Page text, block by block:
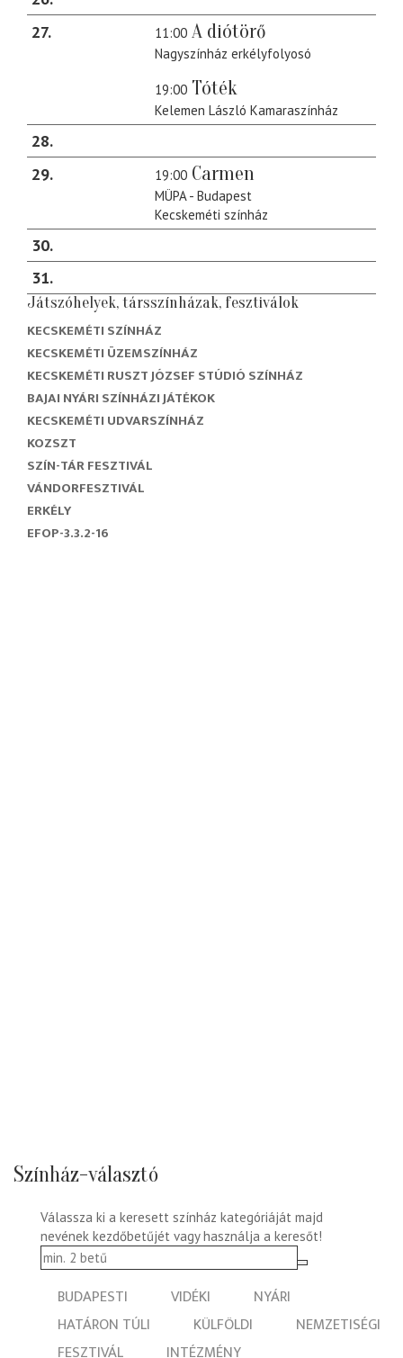
27
11:00 A diótörő
Nagyszínház erkélyfolyosó
19:00 Tóték
Kelemen László Kamaraszínház
28
29
19:00 Carmen
MÜPA - Budapest
Kecskeméti színház
30
31
Játszóhelyek, társszínházak, fesztiválok
KECSKEMÉTI SZÍNHÁZ
KECSKEMÉTI ÜZEMSZÍNHÁZ
KECSKEMÉTI RUSZT JÓZSEF STÚDIÓ SZÍNHÁZ
BAJAI NYÁRI SZÍNHÁZI JÁTÉKOK
KECSKEMÉTI UDVARSZÍNHÁZ
KOZSZT
SZÍN-TÁR FESZTIVÁL
VÁNDORFESZTIVÁL
ERKÉLY
EFOP-3.3.2-16
Színház-választó
Válassza ki a keresett színház kategóriáját majd
nevének kezdőbetűjét vagy használja a keresőt!
BUDAPESTI VIDÉKI
NYÁRI
HATÁRON TÚLI
KÜLFÖLDI
NEMZETISÉGI